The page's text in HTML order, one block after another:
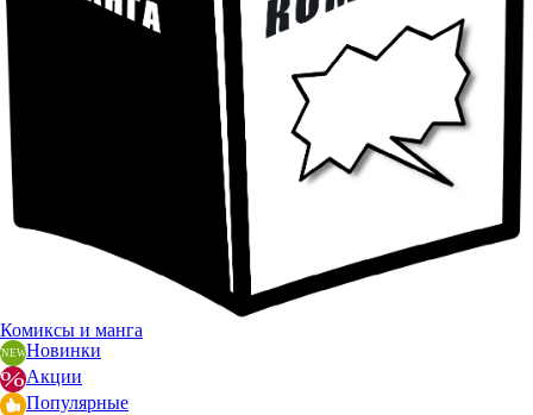
Комиксы и манга
Новинки
Акции
Популярные